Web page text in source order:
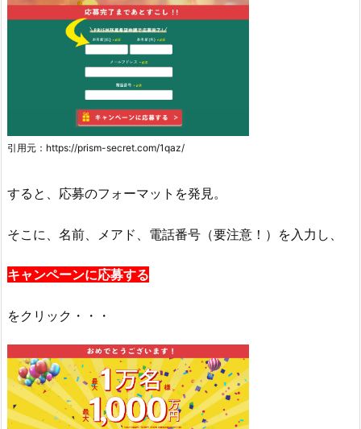
引用元：https://prism-secret.com/1qaz/
すると、応募のフォーマットを発見。
そこに、名前、メアド、電話番号（要注意！）を入力し、
キャンペーンに応募する
をクリック・・・